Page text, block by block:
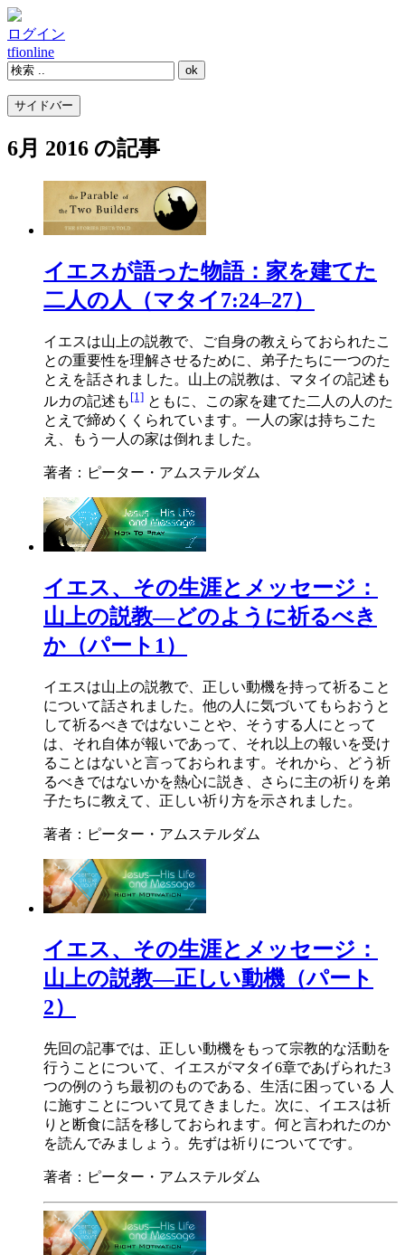
ログイン
tfionline
サイドバー
6月 2016 の記事
イエスが語った物語：家を建てた
二人の人（マタイ7:24–27）
イエスは山上の説教で、ご自身の教えらておられたこ
との重要性を理解させるために、弟子たちに一つのた
とえを話されました。山上の説教は、マタイの記述も
ルカの記述も [1] ともに、この家を建てた二人の人のた
とえで締めくくられています。一人の家は持ちこた
え、もう一人の家は倒れました。
著者：ピーター・アムステルダム
イエス、その生涯とメッセージ：
山上の説教―どのように祈るべき
か（パート1）
イエスは山上の説教で、正しい動機を持って祈ること
について話されました。他の人に気づいてもらおうと
して祈るべきではないことや、そうする人にとって
は、それ自体が報いであって、それ以上の報いを受け
ることはないと言っておられます。それから、どう祈
るべきではないかを熱心に説き、さらに主の祈りを弟
子たちに教えて、正しい祈り方を示されました。
著者：ピーター・アムステルダム
イエス、その生涯とメッセージ：
山上の説教―正しい動機（パート
2）
先回の記事では、正しい動機をもって宗教的な活動を
行うことについて、イエスがマタイ6章であげられた3
つの例のうち最初のものである、生活に困っている 人
に施すことについて見てきました。次に、イエスは祈
りと断食に話を移しておられます。何と言われたのか
を読んでみましょう。先ずは祈りについてです。
著者：ピーター・アムステルダム